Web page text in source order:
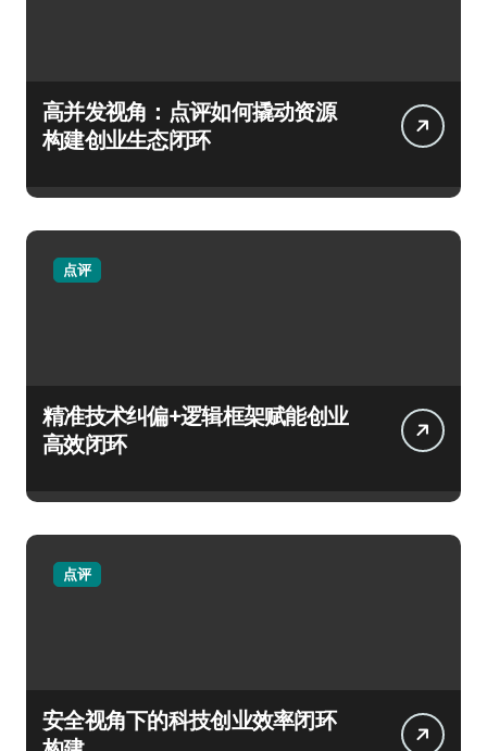
高并发视角：点评如何撬动资源
构建创业生态闭环
点评
精准技术纠偏+逻辑框架赋能创业
高效闭环
点评
安全视角下的科技创业效率闭环